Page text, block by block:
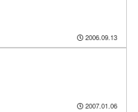
2006.09.13
2007.01.06